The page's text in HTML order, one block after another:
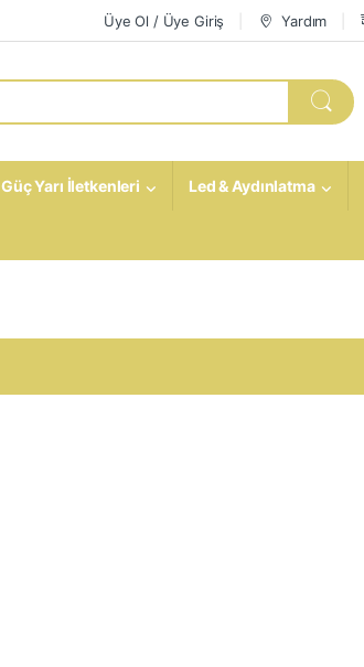
Üye Ol / Üye Giriş Yardım
Güç Yarı İletkenleri Led & Aydınlatma